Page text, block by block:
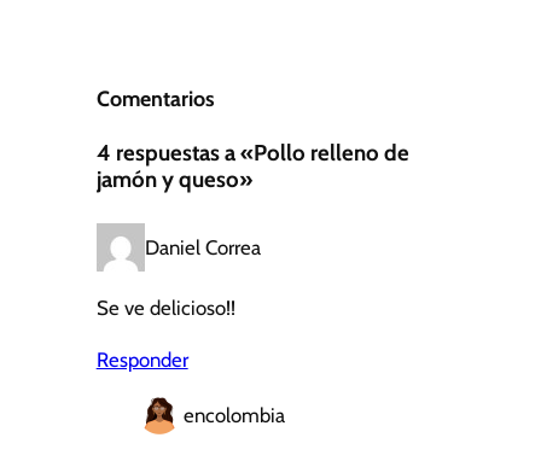
Comentarios
4 respuestas a «Pollo relleno de
jamón y queso»
Daniel Correa
Se ve delicioso!!
Responder
encolombia